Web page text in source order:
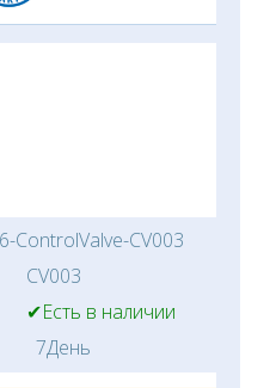
ControlValve-CV003
CV003
✔Есть в наличии
7День